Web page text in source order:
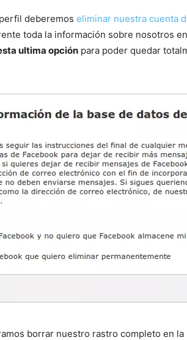
deberemos eliminar nuestra cuenta
toda la información sobre nosotros
ultima opción para poder quedar
borrar nuestro rastro completo en